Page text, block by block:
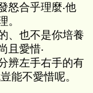
怒合乎理麼‧他
。
、也不是你培養
且愛惜‧
辨左手右手的有
能不愛惜呢。